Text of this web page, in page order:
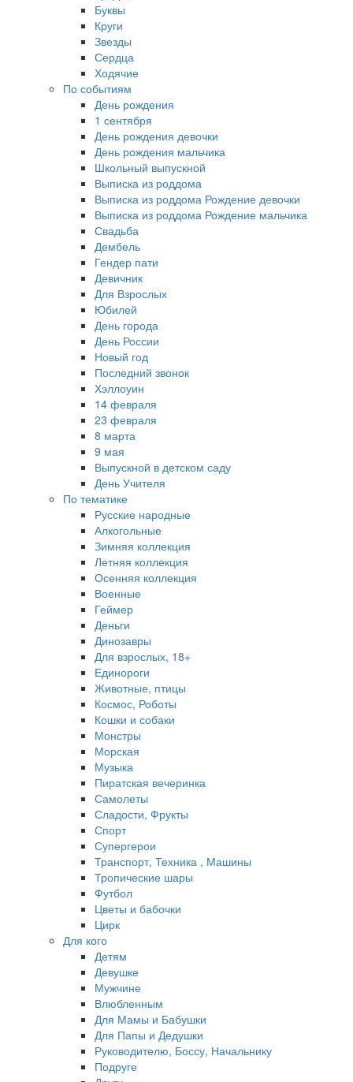
Буквы
Круги
Звезды
Сердца
Ходячие
По событиям
День рождения
1 сентября
День рождения девочки
День рождения мальчика
Школьный выпускной
Выписка из роддома
Выписка из роддома Рождение девочки
Выписка из роддома Рождение мальчика
Свадьба
Дембель
Гендер пати
Девичник
Для Взрослых
Юбилей
День города
День России
Новый год
Последний звонок
Хэллоуин
14 февраля
23 февраля
8 марта
9 мая
Выпускной в детском саду
День Учителя
По тематике
Русские народные
Алкогольные
Зимняя коллекция
Летняя коллекция
Осенняя коллекция
Военные
Геймер
Деньги
Динозавры
Для взрослых, 18+
Единороги
Животные, птицы
Космос, Роботы
Кошки и собаки
Монстры
Морская
Музыка
Пиратская вечеринка
Самолеты
Сладости, Фрукты
Спорт
Супергерои
Транспорт, Техника , Машины
Тропические шары
Футбол
Цветы и бабочки
Цирк
Для кого
Детям
Девушке
Мужчине
Влюбленным
Для Мамы и Бабушки
Для Папы и Дедушки
Руководителю, Боссу, Начальнику
Подруге